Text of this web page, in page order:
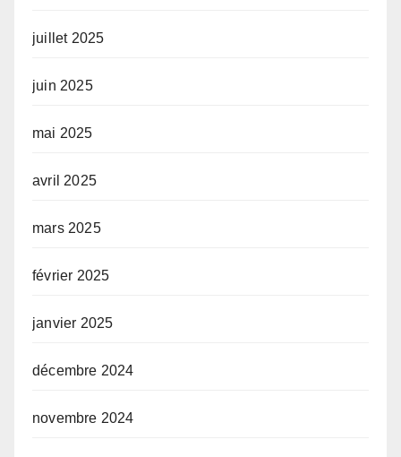
juillet 2025
juin 2025
mai 2025
avril 2025
mars 2025
février 2025
janvier 2025
décembre 2024
novembre 2024